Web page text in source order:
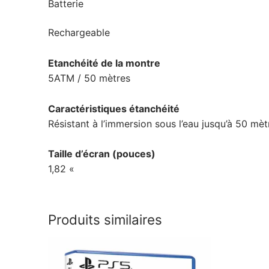
Batterie
Rechargeable
Etanchéité de la montre
5ATM / 50 mètres
Caractéristiques étanchéité
Résistant à l’immersion sous l’eau jusqu’à 50
Taille d’écran (pouces)
1,82 «
Produits similaires